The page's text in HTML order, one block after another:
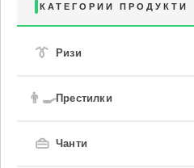
КАТЕГОРИИ ПРОДУКТИ
👔 Ризи
👨‍🍳Престилки
👜 Чанти